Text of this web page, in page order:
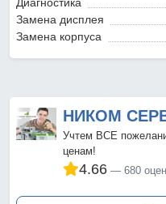
Диагностика
Замена дисплея
Замена корпуса
НИКОМ
Учтем ВСЕ
ценам!
4.66 680